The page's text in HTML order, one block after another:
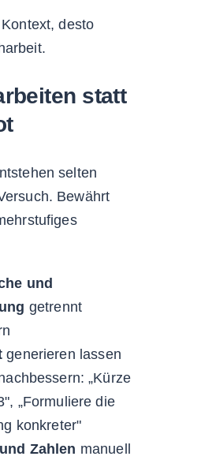
desto
statt
selten
Bewährt
und
getrennt
generieren lassen
„Kürze
„Formuliere die
konkreter"
Zahlen manuell